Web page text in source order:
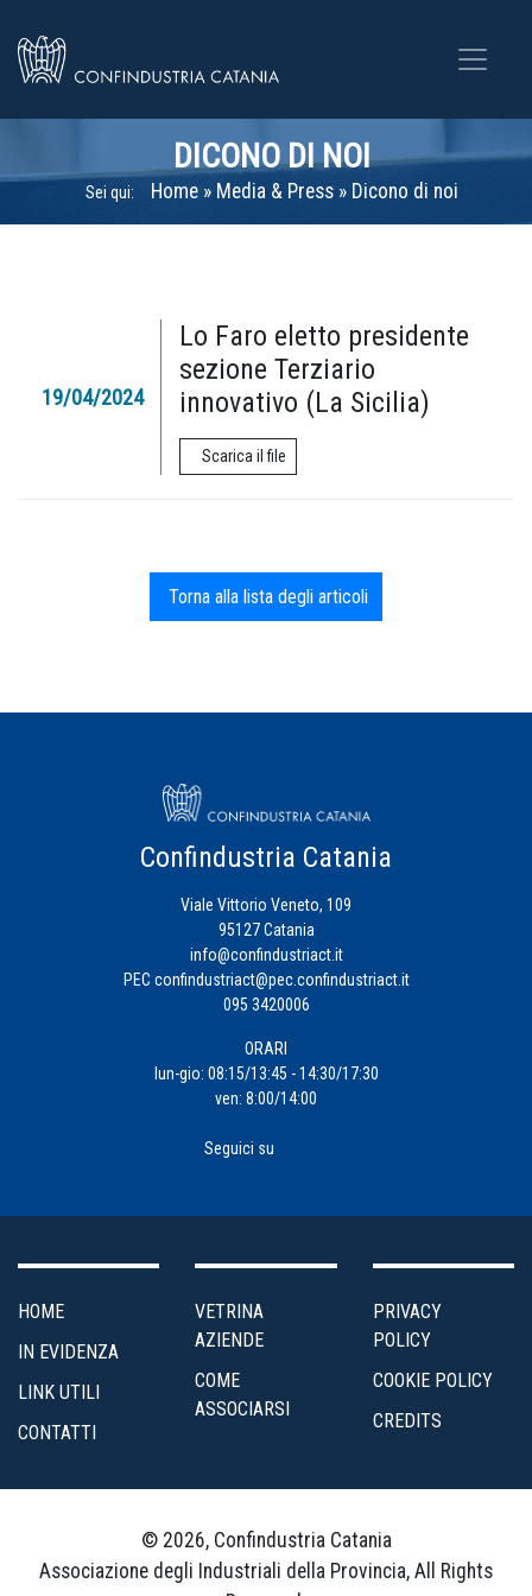
DICONO DI NOI
Sei qui: Home » Media & Press » Dicono di noi
19/04/2024
Lo Faro eletto presidente
sezione Terziario
innovativo (La Sicilia)
Scarica il file
Torna alla lista degli articoli
Confindustria Catania
Viale Vittorio Veneto, 109
95127 Catania
info@confindustriact.it
PEC confindustriact@pec.confindustriact.it
095 3420006
ORARI
lun-gio: 08:15/13:45 - 14:30/17:30
ven: 8:00/14:00
Seguici su
HOME
IN EVIDENZA
LINK UTILI
CONTATTI
VETRINA
AZIENDE
COME
ASSOCIARSI
PRIVACY
POLICY
COOKIE POLICY
CREDITS
© 2026, Confindustria Catania
Associazione degli Industriali della Provincia, All Rights